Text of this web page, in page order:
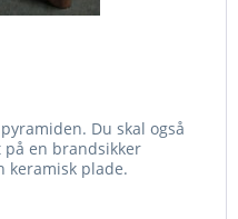
Du skal også
en brandsikker
keramisk plade.